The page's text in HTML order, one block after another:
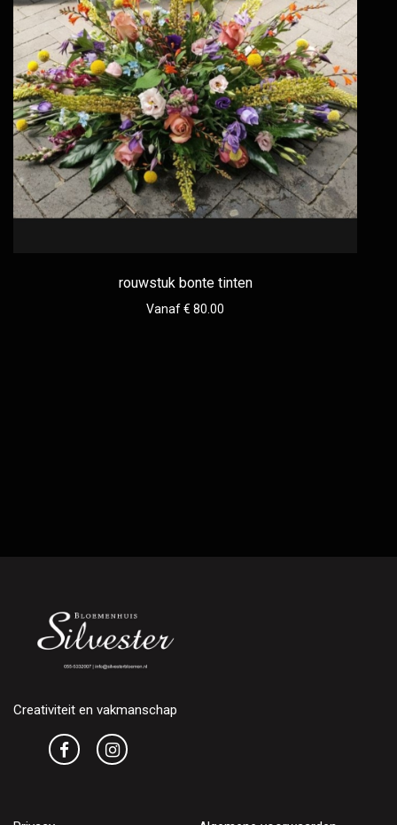
rouwstuk bonte tinten
Vanaf € 80.00
Creativiteit en vakmanschap